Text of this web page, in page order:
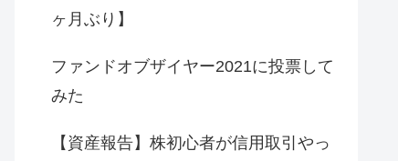
ヶ月ぶり】
ファンドオブザイヤー2021に投票して
みた
【資産報告】株初心者が信用取引やっ